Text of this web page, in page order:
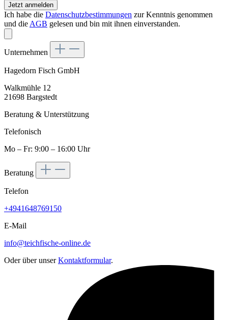
Jetzt anmelden
Ich habe die Datenschutzbestimmungen zur Kenntnis genommen
und die AGB gelesen und bin mit ihnen einverstanden.
Unternehmen
Hagedorn Fisch GmbH
Walkmühle 12
21698 Bargstedt
Beratung & Unterstützung
Telefonisch
Mo – Fr: 9:00 – 16:00 Uhr
Beratung
Telefon
+4941648769150
E-Mail
info@teichfische-online.de
Oder über unserKontaktformular.